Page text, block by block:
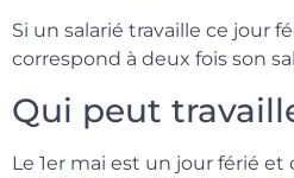
Si un salarié travaille ce jour
correspond à deux fois son
Qui peut
Le 1er mai est un jour férié